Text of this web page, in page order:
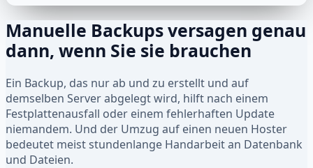
Manuelle Backups versagen genau
dann, wenn Sie sie brauchen
Ein Backup, das nur ab und zu erstellt und auf
demselben Server abgelegt wird, hilft nach einem
Festplattenausfall oder einem fehlerhaften Update
niemandem. Und der Umzug auf einen neuen Hoster
bedeutet meist stundenlange Handarbeit an Datenbank
und Dateien.